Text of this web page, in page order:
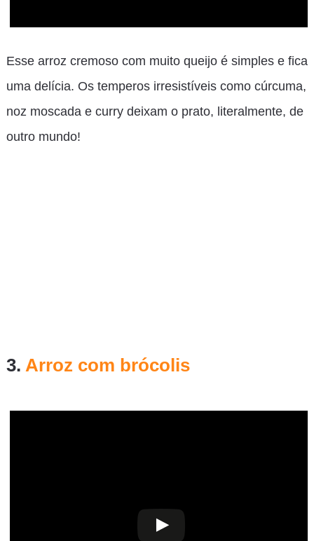
Esse arroz cremoso com muito queijo é simples e fica
uma delícia. Os temperos irresistíveis como cúrcuma,
noz moscada e curry deixam o prato, literalmente, de
outro mundo!
3. Arroz com brócolis